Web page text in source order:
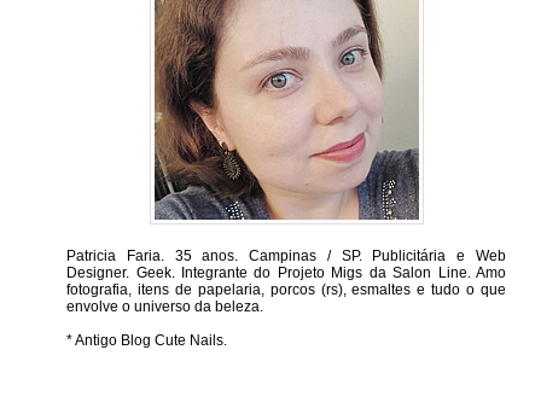
Patricia Faria. 35 anos. Campinas / SP. Publicitária e Web
Designer. Geek. Integrante do Projeto Migs da Salon Line. Amo
fotografia, itens de papelaria, porcos (rs), esmaltes e tudo o que
envolve o universo da beleza.
* Antigo Blog Cute Nails.